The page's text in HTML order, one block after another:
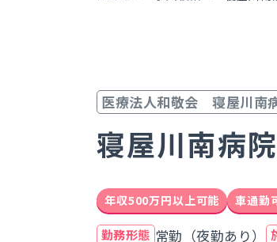
医療法人和敬会 寝屋川南
寝屋川南病
年収500万円以上可能 車通勤
勤務形態 常勤（夜勤あり）